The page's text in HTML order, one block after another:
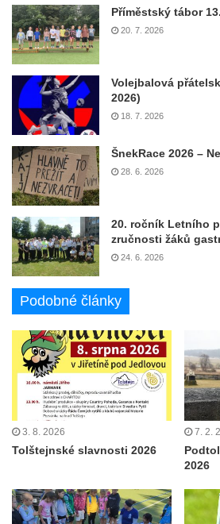
Příměstský tábor
20. 7. 2026
Volejbalová
2026)
18. 7. 2026
ŠnekRace 2026 –
28. 6. 2026
20. ročník Letního
zručnosti žáků
24. 6. 2026
Podobné články
3. 8. 2026
Tolštejnské slavnosti 2026
7. 2.
2026